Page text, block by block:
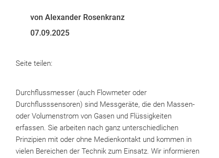
von Alexander Rosenkranz
07.09.2025
Seite teilen:
Durchflussmesser (auch Flowmeter oder
Durchflusssensoren) sind Messgeräte, die den Massen-
oder Volumenstrom von Gasen und Flüssigkeiten
erfassen. Sie arbeiten nach ganz unterschiedlichen
Prinzipien mit oder ohne Medienkontakt und kommen in
vielen Bereichen der Technik zum Einsatz. Wir informieren